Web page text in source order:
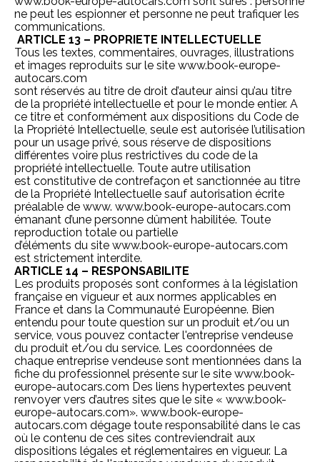
ne peut les espionner et personne ne peut trafiquer les
communications.
ARTICLE 13 – PROPRIETE INTELLECTUELLE
Tous les textes, commentaires, ouvrages, illustrations
et images reproduits sur le site www.book-europe-
autocars.com
sont réservés au titre de droit d’auteur ainsi qu’au titre
de la propriété intellectuelle et pour le monde entier. A
ce titre et conformément aux dispositions du Code de
la Propriété Intellectuelle, seule est autorisée l’utilisation
pour un usage privé, sous réserve de dispositions
différentes voire plus restrictives du code de la
propriété intellectuelle. Toute autre utilisation
est constitutive de contrefaçon et sanctionnée au titre
de la Propriété Intellectuelle sauf autorisation écrite
préalable de www. www.book-europe-autocars.com
émanant d’une personne dûment habilitée. Toute
reproduction totale ou partielle
d’éléments du site www.book-europe-autocars.com
est strictement interdite.
ARTICLE 14 – RESPONSABILITE
Les produits proposés sont conformes à la législation
française en vigueur et aux normes applicables en
France et dans la Communauté Européenne. Bien
entendu pour toute question sur un produit et/ou un
service, vous pouvez contacter l'entreprise vendeuse
du produit et/ou du service. Les coordonnées de
chaque entreprise vendeuse sont mentionnées dans la
fiche du professionnel présente sur le site www.book-
europe-autocars.com Des liens hypertextes peuvent
renvoyer vers d’autres sites que le site « www.book-
europe-autocars.com». www.book-europe-
autocars.com dégage toute responsabilité dans le cas
où le contenu de ces sites contreviendrait aux
dispositions légales et réglementaires en vigueur. La